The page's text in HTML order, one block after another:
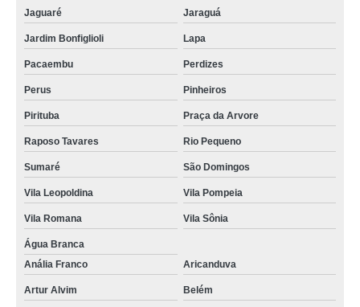
lembrancinha de bem casado valores Ibirapuera
bem casado para casamento valores Vila Marisa Mazzei
quanto custa docinho bem casado Jockey Club
bem casado embalagem valores Cidade Tiradentes
onde encontro bem casado simples Vila Mariana
bem casado embalagem preço Tucuruvi
quanto custa bem casado lembrancinha Marapoama
lembrancinha de bem casado preço Limeira
Jaguaré Jaraguá
Jardim Bonfiglioli Lapa
Pacaembu Perdizes
Perus Pinheiros
Pirituba Praça da Arvore
Raposo Tavares Rio Pequeno
Sumaré São Domingos
Vila Leopoldina Vila Pompeia
Vila Romana Vila Sônia
Água Branca
Anália Franco
Aricanduva
Artur Alvim Belém